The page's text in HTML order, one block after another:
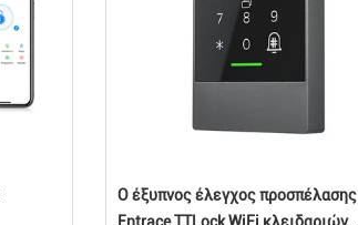
Ο έξυπνος έλεγχος προσπέλασης